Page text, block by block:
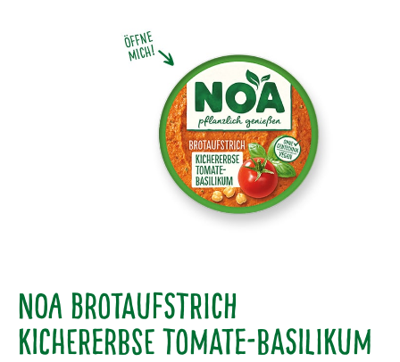
NOA Brotaufstrich
Kichererbse Tomate-Basilikum